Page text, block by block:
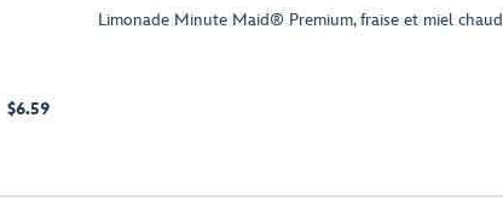
Limonade Minute Maid® Premium, fraise et miel chaud
$6.59